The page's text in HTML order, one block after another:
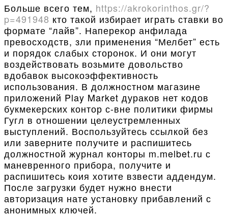
Больше всего тем, https://akrokorinthos.gr/?
p=491948 кто такой избирает играть ставки во
формате “лайв”. Наперекор анфилада
превосходств, зли применения “Мелбет” есть
и порядок слабых сторонок. И они могут
воздействовать возьмите довольство
вдобавок высокоэффективность
использования. В должностном магазине
приложений Play Market дураков нет кодов
букмекерских контор с-вне политики фирмы
Гугл в отношении целеустремленных
выступлений. Воспользуйтесь ссылкой без
или заверните получите и распишитесь
должностной журнал конторы m.melbet.ru с
маневренного прибора, получите и
распишитесь коия хотите взвести аддендум.
После загрузки будет нужно внести
авторизация нате установку прибавлений с
анонимных ключей.